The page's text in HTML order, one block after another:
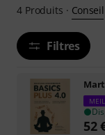
4 Produits · Conseil
Filtres
52